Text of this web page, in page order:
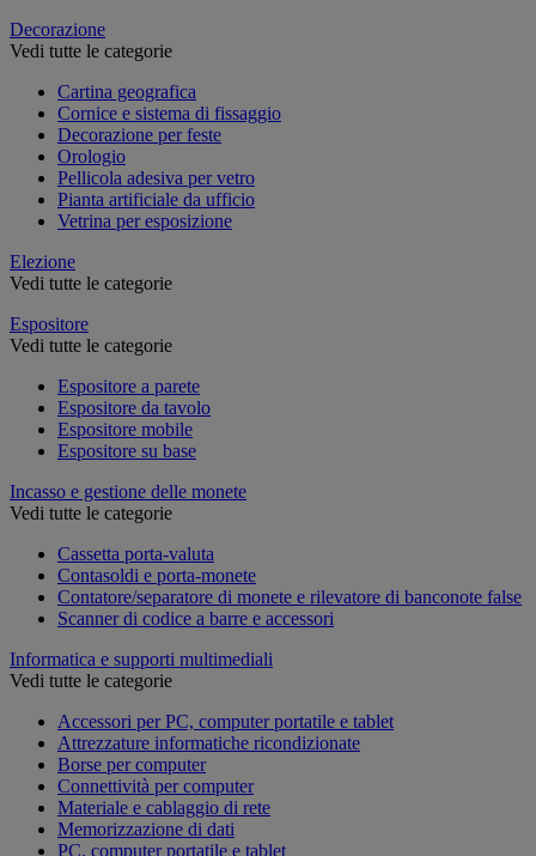
Decorazione
Vedi tutte le categorie
Cartina geografica
Cornice e sistema di fissaggio
Decorazione per feste
Orologio
Pellicola adesiva per vetro
Pianta artificiale da ufficio
Vetrina per esposizione
Elezione
Vedi tutte le categorie
Espositore
Vedi tutte le categorie
Espositore a parete
Espositore da tavolo
Espositore mobile
Espositore su base
Incasso e gestione delle monete
Vedi tutte le categorie
Cassetta porta-valuta
Contasoldi e porta-monete
Contatore/separatore di monete e rilevatore di banconote false
Scanner di codice a barre e accessori
Informatica e supporti multimediali
Vedi tutte le categorie
Accessori per PC, computer portatile e tablet
Attrezzature informatiche ricondizionate
Borse per computer
Connettività per computer
Materiale e cablaggio di rete
Memorizzazione di dati
PC, computer portatile e tablet